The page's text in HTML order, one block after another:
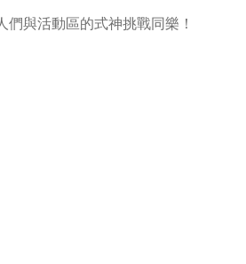
與活動區的式神挑戰同樂！